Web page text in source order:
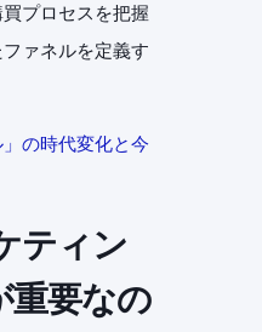
プロセスを把握
ァネルを定義す
」の時代変化と今
ティン
重要なの